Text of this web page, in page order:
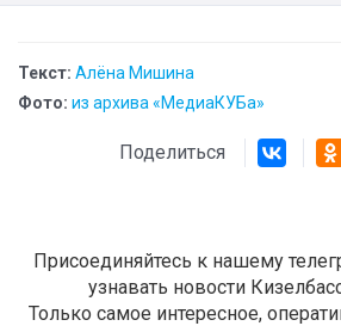
Текст: Алёна Мишина
Фото: из архива «МедиаКУБа»
Поделиться
Присоединяйтесь к нашему
узнавать новости
Только самое интересное,